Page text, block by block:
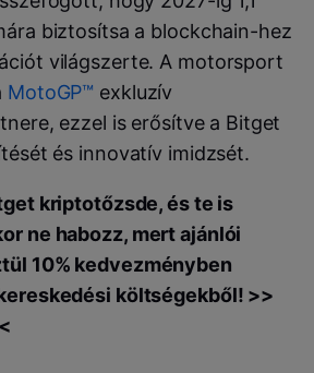
biztosítsa a blockchain-hez
világszerte. A motorsport
MotoGP™ exkluzív
ezzel is erősítve a Bitget
és innovatív imidzsét.
kriptotőzsde, és te is
ne habozz, mert ajánlói
10% kedvezményben
költségekből! >>